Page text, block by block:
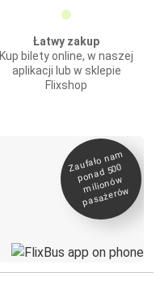
Łatwy zakup
Kup bilety online, w naszej
aplikacji lub w sklepie
Flixshop
Zaufało na
m
ponad 500
milionó
w
pasażeró
w